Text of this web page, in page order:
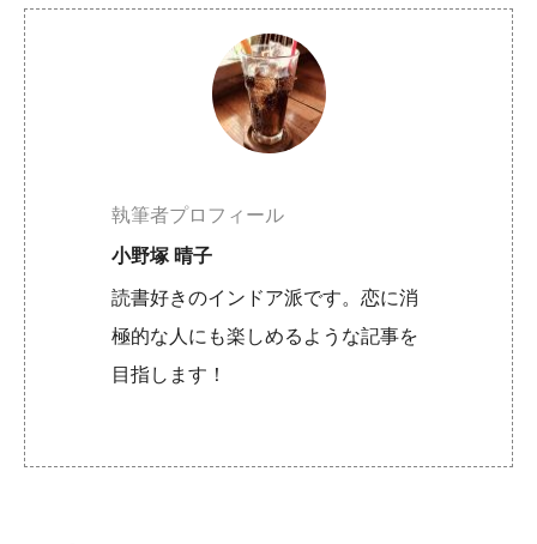
執筆者プロフィール
小野塚 晴子
読書好きのインドア派です。恋に消
極的な人にも楽しめるような記事を
目指します！